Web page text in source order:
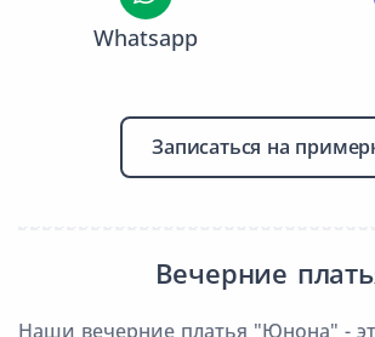
Whatsapp
Записаться на
Вечерние
Наши вечерние платья "Юнона" -